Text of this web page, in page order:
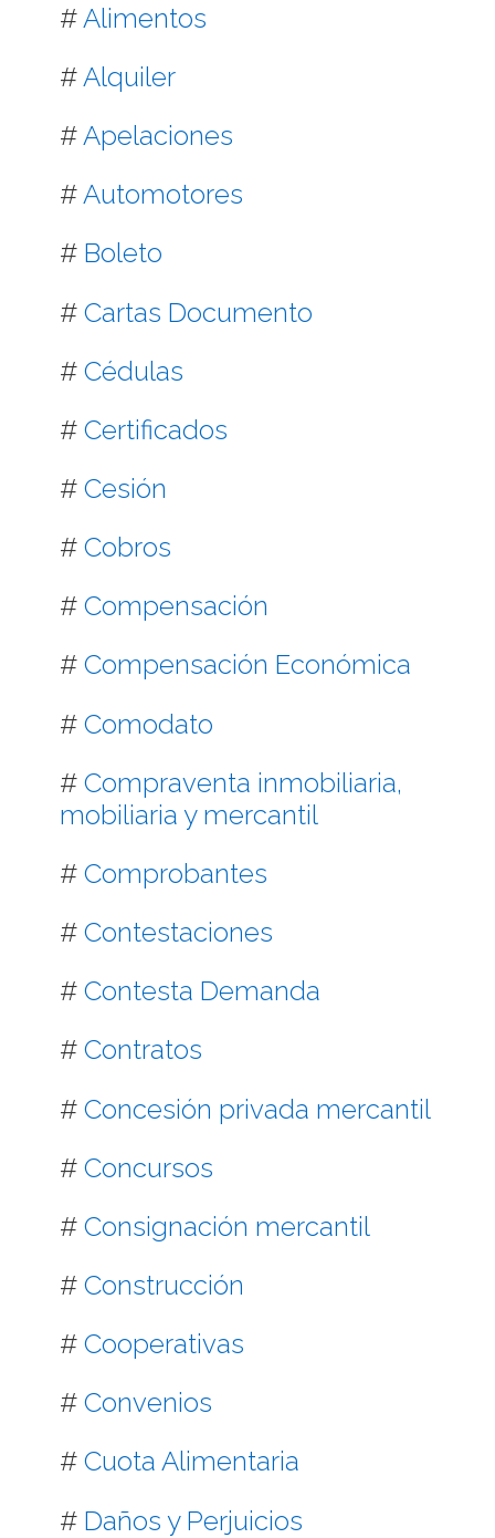
# Alimentos
#Alquiler
#Apelaciones
#Automotores
# Boleto
# Cartas Documento
# Cédulas
# Certificados
# Cesión
# Cobros
# Compensación
# Compensación Económica
# Comodato
# Compraventa inmobiliaria,
mobiliaria y mercantil
# Comprobantes
# Contestaciones
# Contesta Demanda
# Contratos
# Concesión privada mercantil
# Concursos
# Consignación mercantil
# Construcción
# Cooperativas
# Convenios
# Cuota Alimentaria
# Daños y Perjuicios